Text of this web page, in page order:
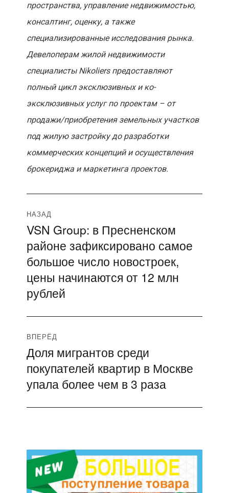
пространства, управление недвижимостью,
консалтинг, оценку, а также
специализированные исследования рынка.
Девелоперам жилой недвижимости
специалисты Nikoliers предоставляют
полный цикл эксклюзивных и ко-
эксклюзивных услуг по проектам – от
продажи/приобретения земельных участков
под жилую застройку до разработки
коммерческих концепций и осуществления
брокериджа и маркетинга проектов.
Навигация
по
записям
НАЗАД
Предыдущая
запись:
VSN Group: в Пресненском
районе зафиксировано самое
большое число новостроек,
цены начинаются от 12 млн
рублей
ВПЕРЁД
Следующая
запись:
Доля мигрантов среди
покупателей квартир в Москве
упала более чем в 3 раза